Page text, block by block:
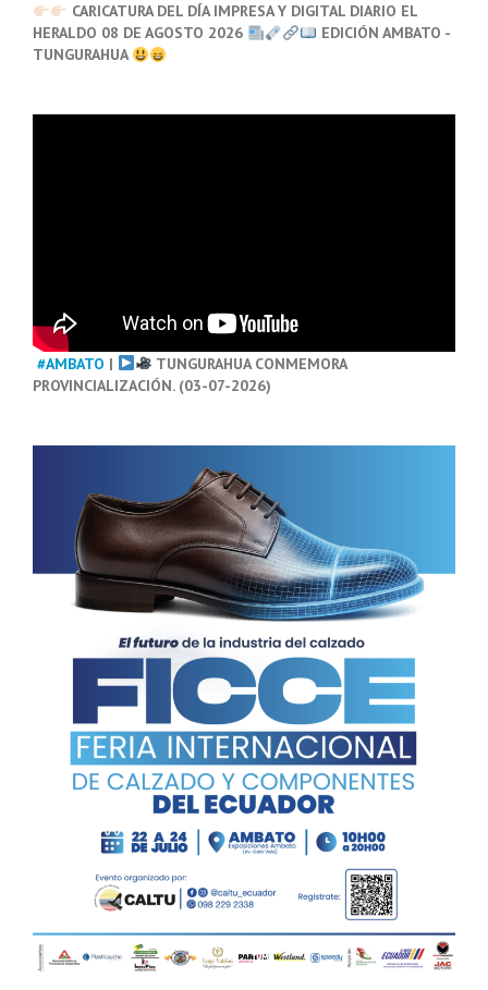
CARICATURA DEL DÍA IMPRESA Y DIGITAL DIARIO EL
HERALDO 08 DE AGOSTO 2026
EDICIÓN AMBATO -
TUNGURAHUA
#AMBATO |
TUNGURAHUA CONMEMORA
PROVINCIALIZACIÓN. (03-07-2026)